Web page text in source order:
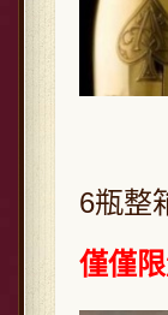
6瓶整
僅僅